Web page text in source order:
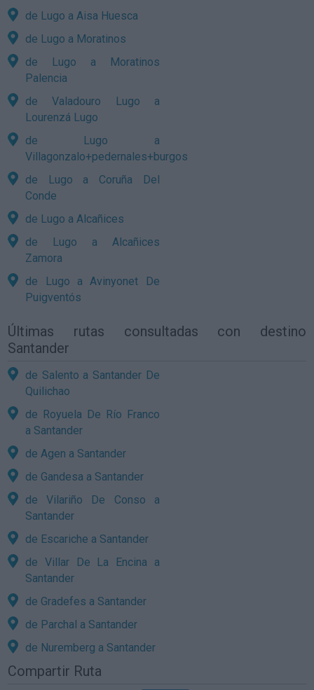
de Lugo a Aisa Huesca
de Lugo a Moratinos
de Lugo a Moratinos
Palencia
de Valadouro Lugo a
Lourenzá Lugo
de Lugo a
Villagonzalo+pedernales+burgos
de Lugo a Coruña Del
Conde
de Lugo a Alcañices
de Lugo a Alcañices
Zamora
de Lugo a Avinyonet De
Puigventós
Últimas rutas consultadas con destino
Santander
de Salento a Santander De
Quilichao
de Royuela De Río Franco
a Santander
de Agen a Santander
de Gandesa a Santander
de Vilariño De Conso a
Santander
de Escariche a Santander
de Villar De La Encina a
Santander
de Gradefes a Santander
de Parchal a Santander
de Nuremberg a Santander
Compartir Ruta